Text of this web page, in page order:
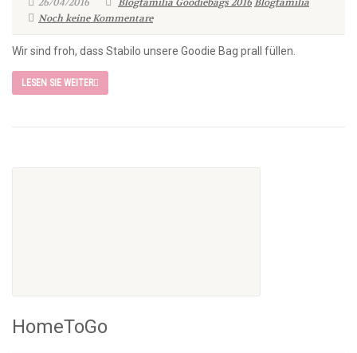
Noch keine Kommentare
Wir sind froh, dass Stabilo unsere Goodie Bag prall füllen.
LESEN SIE WEITER
HomeToGo